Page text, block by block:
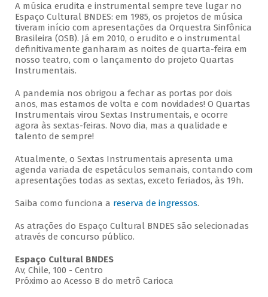
A música erudita e instrumental sempre teve lugar no
Espaço Cultural BNDES: em 1985, os projetos de música
tiveram início com apresentações da Orquestra Sinfônica
Brasileira (OSB). Já em 2010, o erudito e o instrumental
definitivamente ganharam as noites de quarta-feira em
nosso teatro, com o lançamento do projeto Quartas
Instrumentais.
A pandemia nos obrigou a fechar as portas por dois
anos, mas estamos de volta e com novidades! O Quartas
Instrumentais virou Sextas Instrumentais, e ocorre
agora às sextas-feiras. Novo dia, mas a qualidade e
talento de sempre!
Atualmente, o Sextas Instrumentais apresenta uma
agenda variada de espetáculos semanais, contando com
apresentações todas as sextas, exceto feriados, às 19h.
Saiba como funciona a reserva de ingressos.
As atrações do Espaço Cultural BNDES são selecionadas
através de concurso público.
Espaço Cultural BNDES
Av, Chile, 100 - Centro
Próximo ao Acesso B do metrô Carioca